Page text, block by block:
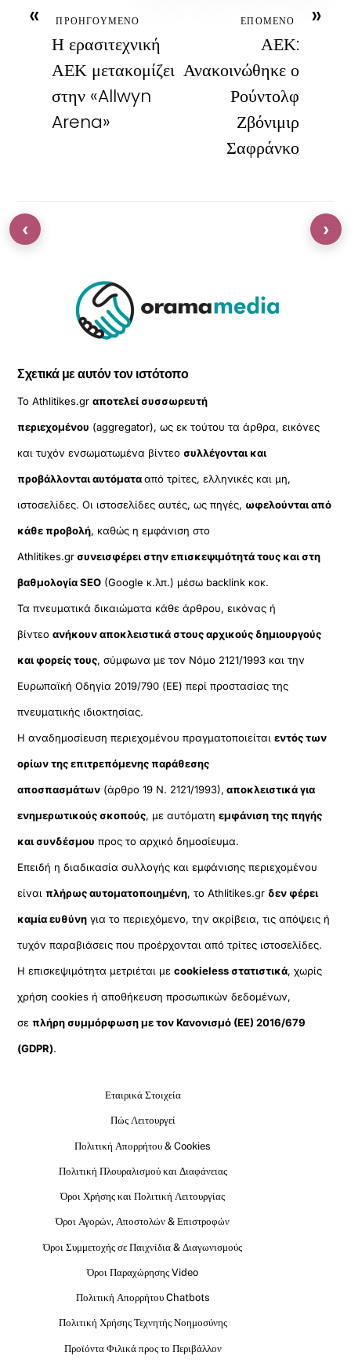
« ΠΡΟΗΓΟΥΜΕΝΟ
Η ερασιτεχνική
ΑΕΚ μετακομίζει
στην «Allwyn
Arena»
»
ΕΠΟΜΕΝΟ
ΑΕΚ:
Ανακοινώθηκε ο
Ρούντολφ
Ζβόνιμιρ
Σαφράνκο
Σχετικά με αυτόν τον ιστότοπο
Το Athlitikes.grαποτελεί συσσωρευτή
περιεχομένου (aggregator), ως εκ τούτου τα άρθρα, εικόνες
και τυχόν ενσωματωμένα βίντεοσυλλέγονται και
προβάλλονται αυτόματααπό τρίτες, ελληνικές και μη,
ιστοσελίδες. Οι ιστοσελίδες αυτές, ως πηγές, ωφελούνται από
κάθε προβολή, καθώς η εμφάνιση στο
Athlitikes.grσυνεισφέρει στην επισκεψιμότητά τους και στη
βαθμολογία SEO (Google κ.λπ.) μέσω backlink κοκ.
Τα πνευματικά δικαιώματα κάθε άρθρου, εικόνας ή
βίντεοανήκουν αποκλειστικά στους αρχικούς δημιουργούς
και φορείς τους, σύμφωνα με τον Νόμο 2121/1993 και την
Ευρωπαϊκή Οδηγία 2019/790 (ΕΕ) περί προστασίας της
πνευματικής ιδιοκτησίας.
Η αναδημοσίευση περιεχομένου πραγματοποιείταιεντός των
ορίων της επιτρεπόμενης παράθεσης
αποσπασμάτων (άρθρο 19 Ν. 2121/1993), αποκλειστικά για
ενημερωτικούς σκοπούς, με αυτόματηεμφάνιση της πηγής
και συνδέσμου προς το αρχικό δημοσίευμα.
Επειδή η διαδικασία συλλογής και εμφάνισης περιεχομένου
είναιπλήρως αυτοματοποιημένη, το Athlitikes.gr δεν φέρει
καμία ευθύνη για το περιεχόμενο, την ακρίβεια, τις απόψεις ή
τυχόν παραβιάσεις που προέρχονται από τρίτες ιστοσελίδες.
Η επισκεψιμότητα μετριέται μεcookieless στατιστικά, χωρίς
χρήση cookies ή αποθήκευση προσωπικών δεδομένων,
σεπλήρη συμμόρφωση με τον Κανονισμό (ΕΕ) 2016/679
(GDPR).
Εταιρικά Στοιχεία
Πώς Λειτουργεί
Πολιτική Απορρήτου & Cookies
Πολιτική Πλουραλισμού και Διαφάνειας
Όροι Χρήσης και Πολιτική Λειτουργίας
Όροι Αγορών, Αποστολών & Επιστροφών
Όροι Συμμετοχής σε Παιχνίδια & Διαγωνισμούς
Όροι Παραχώρησης Video
Πολιτική Απορρήτου Chatbots
Πολιτική Χρήσης Τεχνητής Νοημοσύνης
Προϊόντα Φιλικά προς το Περιβάλλον
‹ ›